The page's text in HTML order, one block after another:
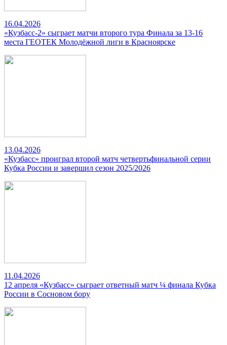
16.04.2026
«Кузбасс-2» сыграет матчи второго тура Финала за 13-16
места ГЕОТЕК Молодёжной лиги в Красноярске
13.04.2026
«Кузбасс» проиграл второй матч четвертьфинальной серии
Кубка России и завершил сезон 2025/2026
11.04.2026
12 апреля «Кузбасс» сыграет ответный матч ¼ финала Кубка
России в Сосновом бору